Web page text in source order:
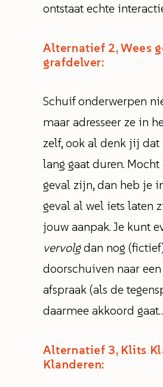
ontstaat echte
Alternatief 2, Wees
grafdelver:
Schuif onderwerpen
maar adresseer ze in
zelf, ook al denk jij dat
lang gaat duren.
geval zijn, dan heb je
geval al wel iets laten
jouw aanpak. Je kunt
vervolgdan nog
doorschuiven naar
afspraak (als de
daarmee akkoord
Alternatief 3, Klits
Klanderen: